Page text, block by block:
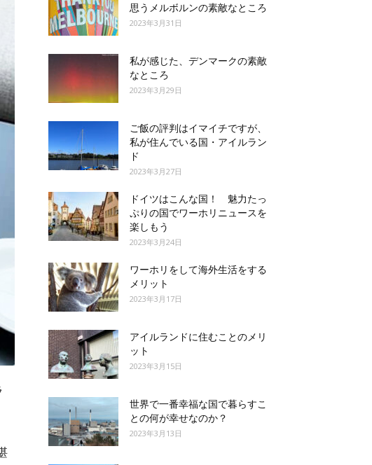
思うメルボルンの素敵なところ
2023年3月31日
私が感じた、デンマークの素敵
なところ
2023年3月29日
ご飯の評判はイマイチですが、
私が住んでいる国・アイルラン
ド
2023年3月27日
ドイツはこんな国！ 魅力たっ
ぷりの国でワーホリニュースを
楽しもう
2023年3月24日
ワーホリをして海外生活をする
メリット
2023年3月17日
アイルランドに住むことのメリ
ット
2023年3月15日
世界で一番幸福な国で暮らすこ
との何が幸せなのか？
2023年3月13日